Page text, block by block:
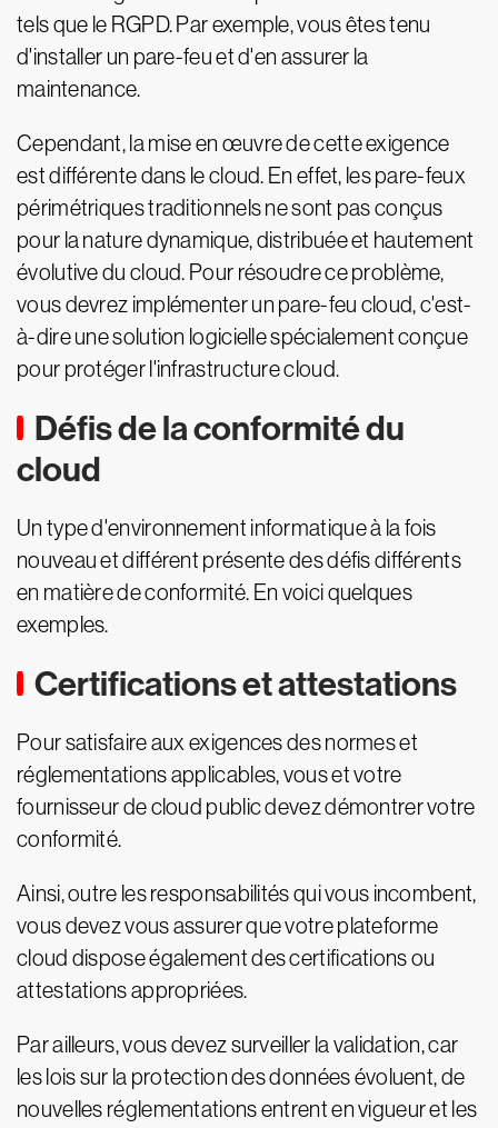
tels que le RGPD. Par exemple, vous êtes tenu
d'installer un pare-feu et d'en assurer la
maintenance.
Cependant, la mise en œuvre de cette exigence
est différente dans le cloud. En effet, les pare-feux
périmétriques traditionnels ne sont pas conçus
pour la nature dynamique, distribuée et hautement
évolutive du cloud. Pour résoudre ce problème,
vous devrez implémenter un pare-feu cloud, c'est-
à-dire une solution logicielle spécialement conçue
pour protéger l'infrastructure cloud.
Défis de la conformité du
cloud
Un type d'environnement informatique à la fois
nouveau et différent présente des défis différents
en matière de conformité. En voici quelques
exemples.
Certifications et attestations
Pour satisfaire aux exigences des normes et
réglementations applicables, vous et votre
fournisseur de cloud public devez démontrer votre
conformité.
Ainsi, outre les responsabilités qui vous incombent,
vous devez vous assurer que votre plateforme
cloud dispose également des certifications ou
attestations appropriées.
Par ailleurs, vous devez surveiller la validation, car
les lois sur la protection des données évoluent, de
nouvelles réglementations entrent en vigueur et les